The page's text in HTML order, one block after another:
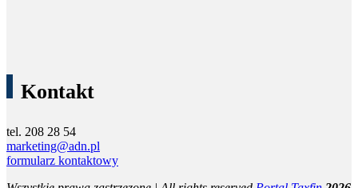
Kontakt
tel. 208 28 54
marketing@adn.pl
formularz kontaktowy